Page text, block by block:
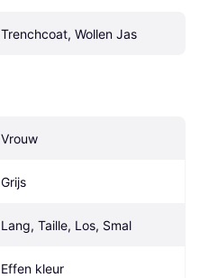
Trenchcoat, Wollen Jas
Vrouw
Grijs
Lang, Taille, Los, Smal
Effen kleur